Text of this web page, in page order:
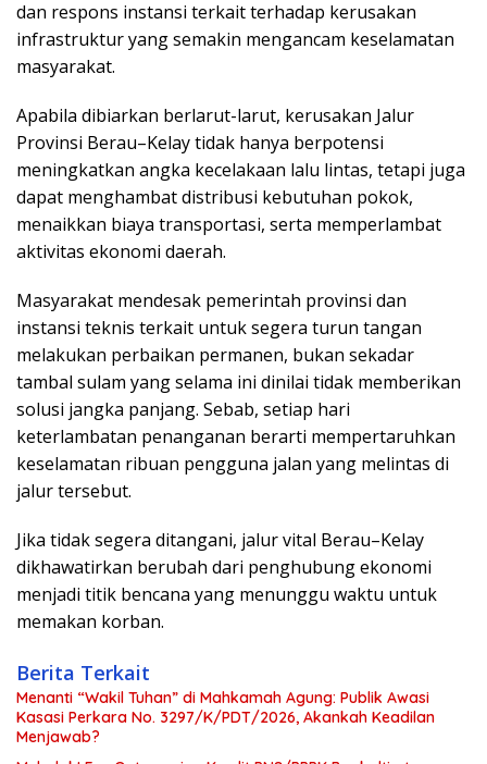
dan respons instansi terkait terhadap kerusakan
infrastruktur yang semakin mengancam keselamatan
masyarakat.
Apabila dibiarkan berlarut-larut, kerusakan Jalur
Provinsi Berau–Kelay tidak hanya berpotensi
meningkatkan angka kecelakaan lalu lintas, tetapi juga
dapat menghambat distribusi kebutuhan pokok,
menaikkan biaya transportasi, serta memperlambat
aktivitas ekonomi daerah.
Masyarakat mendesak pemerintah provinsi dan
instansi teknis terkait untuk segera turun tangan
melakukan perbaikan permanen, bukan sekadar
tambal sulam yang selama ini dinilai tidak memberikan
solusi jangka panjang. Sebab, setiap hari
keterlambatan penanganan berarti mempertaruhkan
keselamatan ribuan pengguna jalan yang melintas di
jalur tersebut.
Jika tidak segera ditangani, jalur vital Berau–Kelay
dikhawatirkan berubah dari penghubung ekonomi
menjadi titik bencana yang menunggu waktu untuk
memakan korban.
Berita Terkait
Menanti “Wakil Tuhan” di Mahkamah Agung: Publik Awasi
Kasasi Perkara No. 3297/K/PDT/2026, Akankah Keadilan
Menjawab?